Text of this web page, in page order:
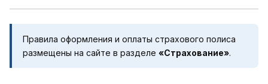
Правила оформления и оплаты страхового полиса
размещены на сайте в разделе «Страхование».